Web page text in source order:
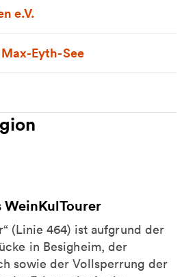
e.V.
Eyth-See
WeinKulTourer
(Linie 464) ist aufgrund der
in Besigheim, der
sowie der Vollsperrung der
Rad- und Wanderbus